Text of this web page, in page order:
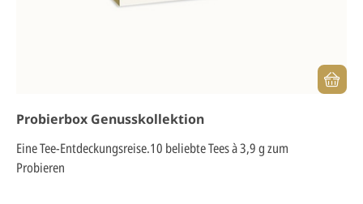
Probierbox Genusskollektion
Eine Tee-Entdeckungsreise.10 beliebte Tees à 3,9 g zum
Probieren